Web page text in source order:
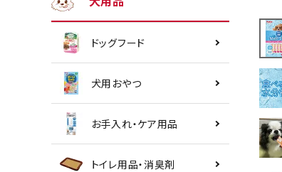
ドッグフード
犬用おやつ
お手入れ・ケア用品
トイレ用品・消臭剤